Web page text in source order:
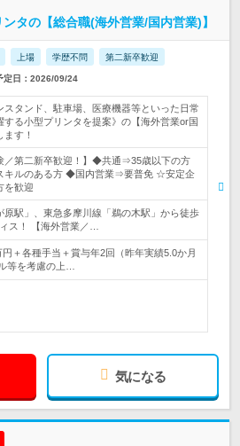
タの【総合職(海外営業/国内営業)】
上場 学歴不問 第二新卒歓迎
定日：2026/09/24
スタンド、駐車場、医療機器等といった日常
する小型プリンタを提案》の【海外営業or国
す！
／第二新卒歓迎！】◆共通⇒35歳以下の方
ルのある方 ◆国内営業⇒要普免 ☆安定企
を歓迎
原駅」、東急多摩川線「鵜の木駅」から徒歩
ス！ 【海外営業／…
＋各種手当＋賞与年2回（昨年実績5.0か月
等を考慮の上…
気になる